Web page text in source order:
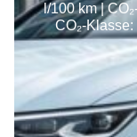
l/100 km |
CO₂-